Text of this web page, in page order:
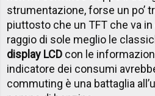
strumentazione, forse un po’
piuttosto che un TFT che va
raggio di sole meglio le
display LCD con le
indicatore dei consumi
commuting è una battaglia